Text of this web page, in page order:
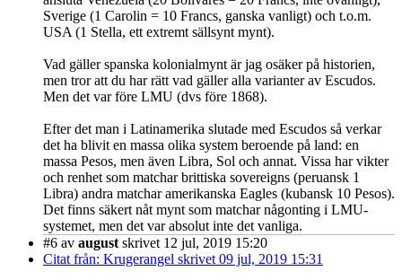
Sverige (1 Carolin = 10 Francs, ganska vanligt) och t.o.m.
USA (1 Stella, ett extremt sällsynt mynt).
Vad gäller spanska kolonialmynt är jag osäker på historien,
men tror att du har rätt vad gäller alla varianter av Escudos.
Men det var före LMU (dvs före 1868).
Efter det man i Latinamerika slutade med Escudos så verkar
det ha blivit en massa olika system beroende på land: en
massa Pesos, men även Libra, Sol och annat. Vissa har vikter
och renhet som matchar brittiska sovereigns (peruansk 1
Libra) andra matchar amerikanska Eagles (kubansk 10 Pesos).
Det finns säkert nåt mynt som matchar någonting i LMU-
systemet, men det var absolut inte det vanliga.
#6 av august skrivet 12 jul, 2019 15:20
Citat från: Krugerangel skrivet 09 jul, 2019 15:31